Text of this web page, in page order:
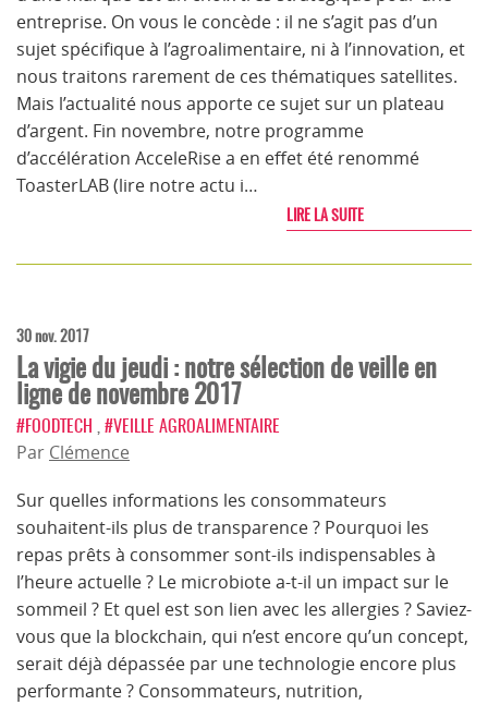
entreprise. On vous le concède : il ne s’agit pas d’un
sujet spécifique à l’agroalimentaire, ni à l’innovation, et
nous traitons rarement de ces thématiques satellites.
Mais l’actualité nous apporte ce sujet sur un plateau
d’argent. Fin novembre, notre programme
d’accélération AcceleRise a en effet été renommé
ToasterLAB (lire notre actu i…
LIRE LA SUITE
30 nov. 2017
La vigie du jeudi : notre sélection de veille en
ligne de novembre 2017
#FOODTECH #VEILLE AGROALIMENTAIRE
Par Clémence
Sur quelles informations les consommateurs
souhaitent-ils plus de transparence ? Pourquoi les
repas prêts à consommer sont-ils indispensables à
l’heure actuelle ? Le microbiote a-t-il un impact sur le
sommeil ? Et quel est son lien avec les allergies ? Saviez-
vous que la blockchain, qui n’est encore qu’un concept,
serait déjà dépassée par une technologie encore plus
performante ? Consommateurs, nutrition,